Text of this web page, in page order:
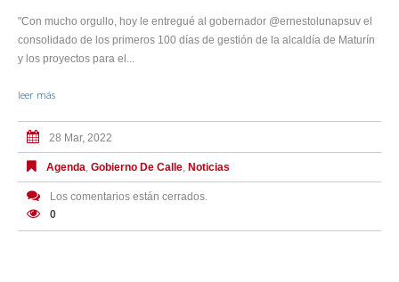
"Con mucho orgullo, hoy le entregué al gobernador @ernestolunapsuv el
consolidado de los primeros 100 días de gestión de la alcaldía de Maturín
y los proyectos para el...
leer más
28 Mar, 2022
Agenda, Gobierno De Calle, Noticias
Los comentarios están cerrados.
0